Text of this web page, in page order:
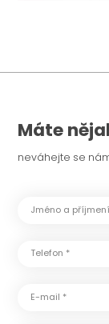
Máte
neváhejte se
Jméno a
Telefon *
E-mail *